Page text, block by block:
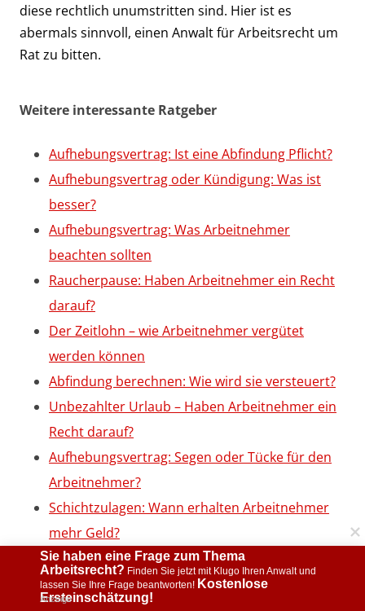
diese rechtlich unumstritten sind. Hier ist es
abermals sinnvoll, einen Anwalt für Arbeitsrecht um
Rat zu bitten.
Weitere interessante Ratgeber
Aufhebungsvertrag: Ist eine Abfindung Pflicht?
Aufhebungsvertrag oder Kündigung: Was ist
besser?
Aufhebungsvertrag: Was Arbeitnehmer
beachten sollten
Raucherpause: Haben Arbeitnehmer ein Recht
darauf?
Der Zeitlohn – wie Arbeitnehmer vergütet
werden können
Abfindung berechnen: Wie wird sie versteuert?
Unbezahlter Urlaub – Haben Arbeitnehmer ein
Recht darauf?
Aufhebungsvertrag: Segen oder Tücke für den
Arbeitnehmer?
Schichtzulagen: Wann erhalten Arbeitnehmer
mehr Geld?
Mündliche Kündigung durch Arbeitnehmer – ist
sie wirksam?
Sie haben eine Frage zum Thema
Arbeitsrecht? Finden Sie jetzt mit Klugo Ihren Anwalt und
lassen Sie Ihre Frage beantworten! Kostenlose
Ersteinschätzung!
Anzeige